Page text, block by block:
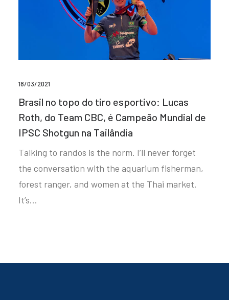
18/03/2021
Brasil no topo do tiro esportivo: Lucas
Roth, do Team CBC, é Campeão Mundial de
IPSC Shotgun na Tailândia
Talking to randos is the norm. I’ll never forget
the conversation with the aquarium fisherman,
forest ranger, and women at the Thai market.
It’s…